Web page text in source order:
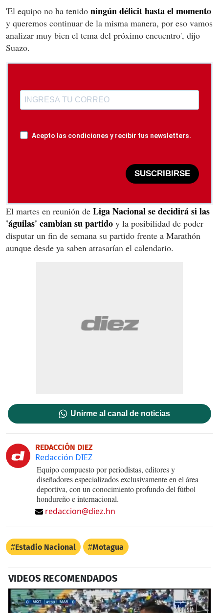
'El equipo no ha tenido ningún déficit hasta el momento
y queremos continuar de la misma manera, por eso vamos
analizar muy bien el tema del próximo encuentro', dijo
Suazo.
Acepto las condiciones y recibir tus newsletters.
SUSCRIBIRSE
El martes en reunión de Liga Nacional se decidirá si las
'águilas' cambian su partido y la posibilidad de poder
disputar un fin de semana su partido frente a Marathón
aunque desde ya saben atrasarían el calendario.
Unirme al canal de noticias
REDACCIÓN DIEZ
Redacción DIEZ
Equipo compuesto por periodistas, editores y
diseñadores especializados exclusivamente en el área
deportiva, con un conocimiento profundo del fútbol
hondureño e internacional.
redaccion@diez.hn
Estadio Nacional Motagua
VIDEOS RECOMENDADOS